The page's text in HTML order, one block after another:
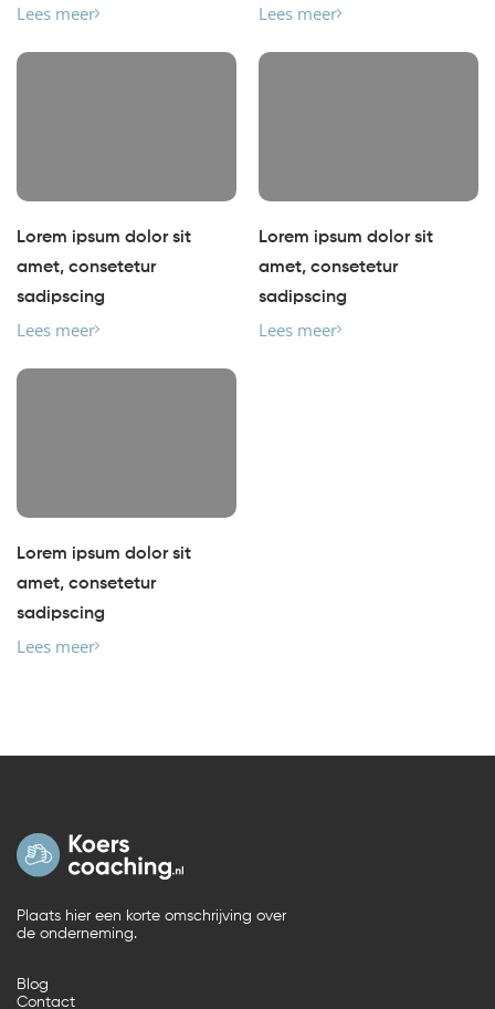
Lees meer Lees meer
Lorem ipsum dolor sit
amet, consetetur
sadipscing
Lees meer
Lorem ipsum dolor sit
amet, consetetur
sadipscing
Lees meer
Lorem ipsum dolor sit
amet, consetetur
sadipscing
Lees meer
Plaats hier een korte omschrijving over
de onderneming.
Blog
Contact